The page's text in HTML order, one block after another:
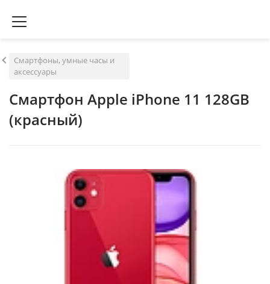
Смартфоны, умные часы и
аксессуары
Смартфон Apple iPhone 11 128GB
(красный)